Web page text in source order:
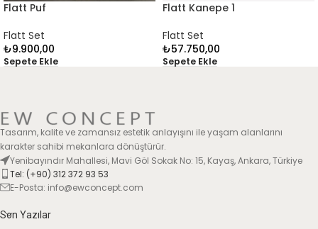
Flatt Puf
Flatt Set
₺9.900,00
Sepete Ekle
Flatt Kanepe 1
Flatt Set
₺57.750,00
Sepete Ekle
Tasarım, kalite ve zamansız estetik anlayışını ile yaşam alanlarını
karakter sahibi mekanlara dönüştürür.
Yenibayındır Mahallesi, Mavi Göl Sokak No: 15, Kayaş, Ankara, Türkiye
Tel: (+90) 312 372 93 53
E-Posta: info@ewconcept.com
Son Yazılar